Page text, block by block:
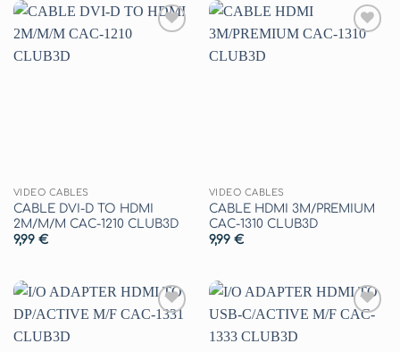
VIDEO CABLES
CABLE DVI-D TO HDMI
2M/M/M CAC-1210 CLUB3D
9,99 €
VIDEO CABLES
CABLE HDMI 3M/PREMIUM
CAC-1310 CLUB3D
9,99 €